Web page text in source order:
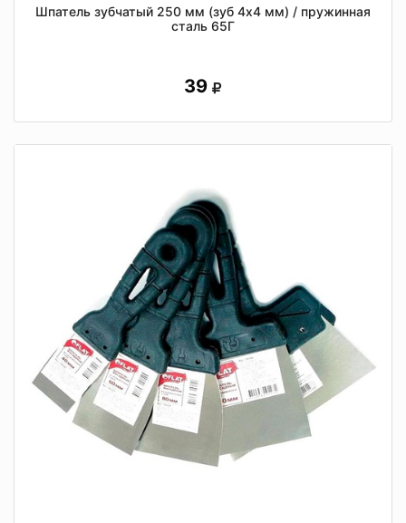
Шпатель зубчатый 250 мм (зуб 4х4 мм) / пружинная
сталь 65Г
39